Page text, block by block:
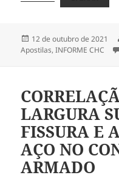
Publicado
em
12 de outubro de 2021
Apostilas,INFORME CHC
LARGURA
FISSURA E
AÇO NO
ARMADO